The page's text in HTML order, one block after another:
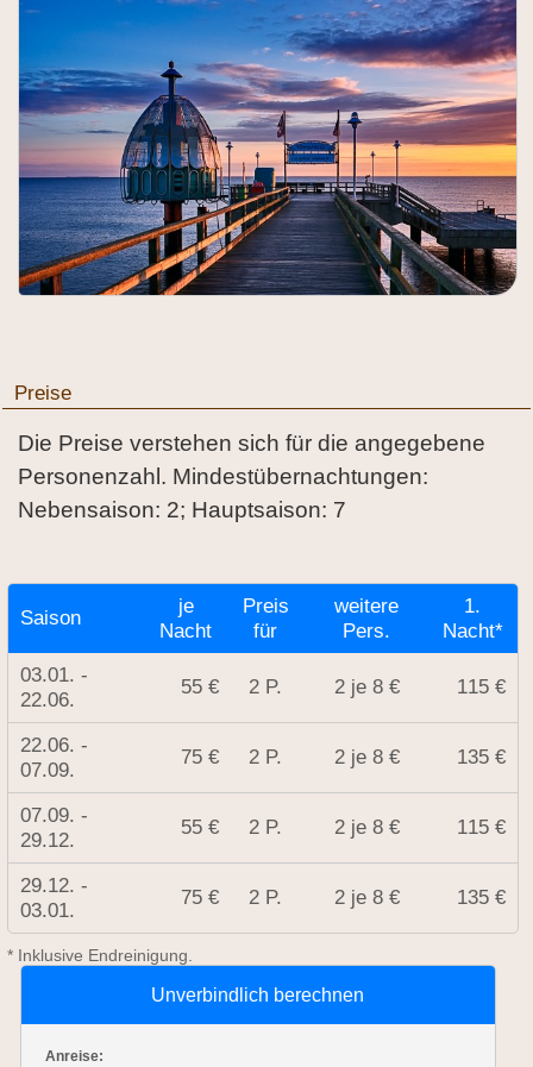
Preise
Die Preise verstehen sich für die angegebene
Personenzahl. Mindestübernachtungen:
Nebensaison: 2; Hauptsaison: 7
Saison
je
Nacht
Preis
für
weitere
Pers.
1.
Nacht*
03.01. -
22.06.
55 € 2 P. 2 je 8 € 115 €
22.06. -
07.09.
75 € 2 P. 2 je 8 € 135 €
07.09. -
29.12.
55 € 2 P. 2 je 8 € 115 €
29.12. -
03.01.
75 € 2 P. 2 je 8 € 135 €
* Inklusive Endreinigung.
Unverbindlich berechnen
Anreise: